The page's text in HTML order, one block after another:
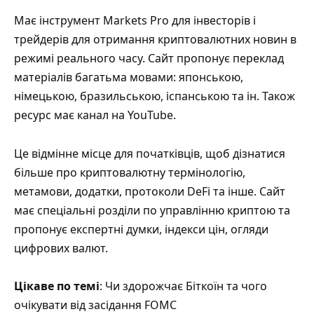
Має інструмент Markets Pro для інвесторів і
трейдерів для отримання криптовалютних новин в
режимі реального часу. Сайт пропонує переклад
матеріалів багатьма мовами: японською,
німецькою, бразильською, іспанською та ін. Також
ресурс має канал на YouTube.
Це відмінне місце для початківців, щоб дізнатися
більше про криптовалютну термінологію,
метамови, додатки, протоколи DeFi та інше. Сайт
має спеціальні розділи по управлінню криптою та
пропонує експертні думки, індекси цін, огляди
цифрових валют.
Цікаве по темі: Чи здорожчає Біткоїн та чого
очікувати від засідання FOMC